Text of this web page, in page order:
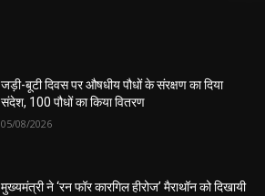
जड़ी-बूटी दिवस पर औषधीय पौधों के संरक्षण का दिया
संदेश, 100 पौधों का किया वितरण
05/08/2026
मुख्यमंत्री ने ‘रन फॉर कारगिल हीरोज’ मैराथॉन को दिखायी